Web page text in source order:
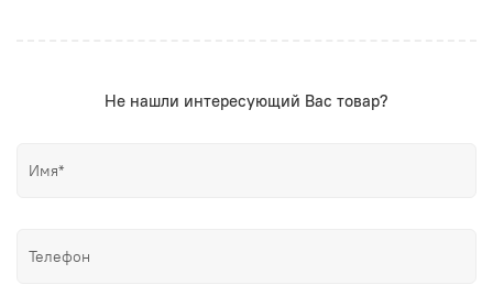
Не нашли интересующий Вас товар?